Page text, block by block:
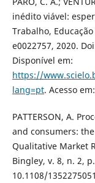
inédito viável:
Trabalho,
e0022757, 2020.
Disponível em:
https://
lang=pt. Acesso
PATTERSON, A.
and consumers:
Qualitative Market
Bingley, v. 8, n. 2,
10.1108/